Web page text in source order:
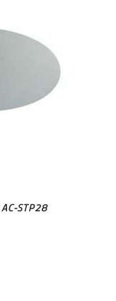
STP28